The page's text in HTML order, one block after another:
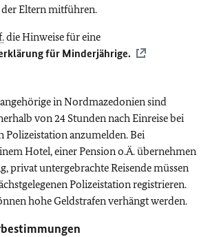
der Eltern mitführen.
die Hinweise für eine
für Minderjährige.
in Nordmazedonien sind
von 24 Stunden nach Einreise bei
Polizeistation anzumelden. Bei
Hotel, einer Pension o.Ä. übernehmen
privat untergebrachte Reisende müssen
Polizeistation registrieren.
hohe Geldstrafen verhängt werden.